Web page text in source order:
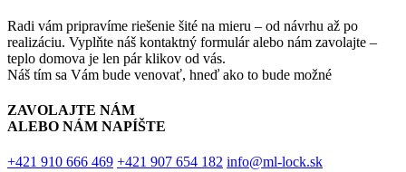
Radi vám pripravíme riešenie šité na mieru – od návrhu až po
realizáciu. Vyplňte náš kontaktný formulár alebo nám zavolajte –
teplo domova je len pár klikov od vás.
Náš tím sa Vám bude venovať, hneď ako to bude možné
ZAVOLAJTE NÁM
ALEBO NÁM NAPÍŠTE
+421 910 666 469 +421 907 654 182 info@ml-lock.sk